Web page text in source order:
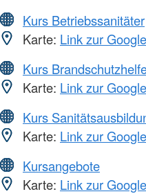
Kurs Betriebssanitäter
Karte: Link zur
Kurs
Karte: Link zur
Kurs
Karte: Link zur
Kursangebote
Karte: Link zur